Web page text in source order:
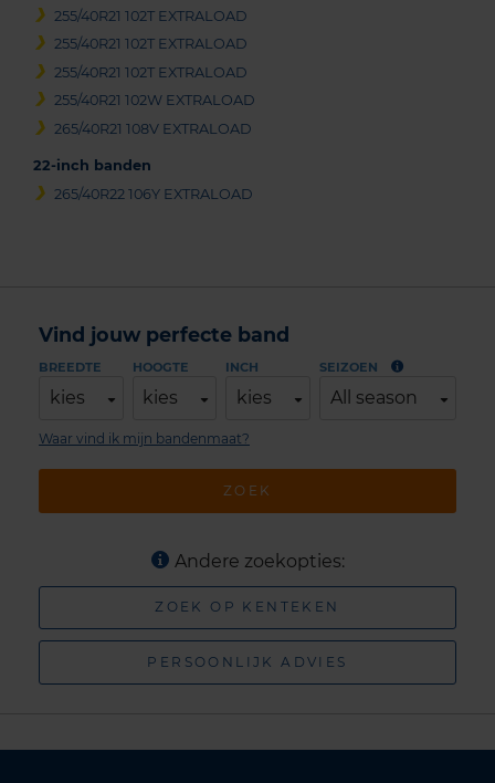
255/40R21 102T EXTRALOAD
255/40R21 102T EXTRALOAD
255/40R21 102T EXTRALOAD
255/40R21 102W EXTRALOAD
265/40R21 108V EXTRALOAD
22-inch banden
265/40R22 106Y EXTRALOAD
Vind jouw perfecte band
BREEDTE
kies
HOOGTE
kies
INCH
kies
SEIZOEN
All season
ZOEK
Waar vind ik mijn bandenmaat?
Andere zoekopties:
ZOEK OP KENTEKEN
PERSOONLIJK ADVIES